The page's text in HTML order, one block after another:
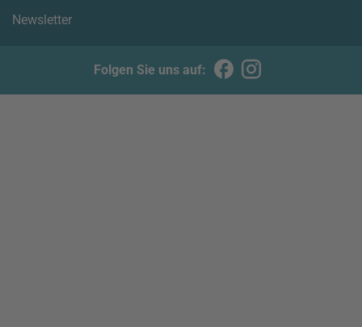
Newsletter
Folgen Sie uns auf: